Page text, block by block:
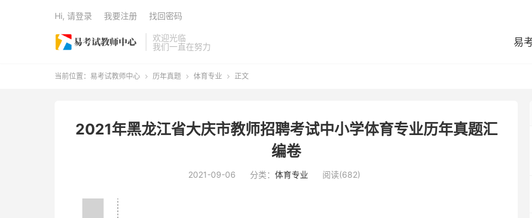
欢迎光临
我们一直在努力
易
Hi, 请登录 我要注册 找回密码
当前位置： 易考试教师中心  历年真题  体育专业  正文
2021年黑龙江省大庆市教师招聘考试中小学体育专业历年真题汇
编卷
2021-09-06 分类： 体育专业 阅读(682)